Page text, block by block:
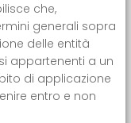
che,
generali sopra
delle entità
appartenenti a un
di applicazione
entro e non